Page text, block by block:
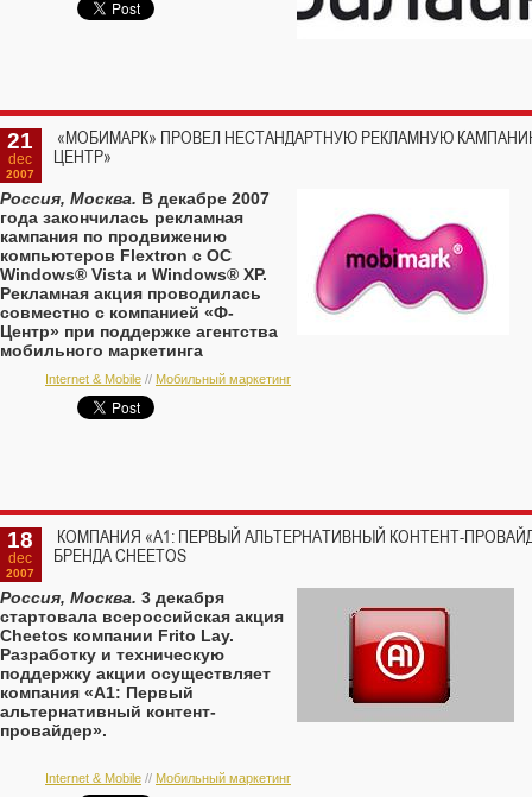
21
dec
2007
«МОБИМАРК» ПРОВЕЛ НЕСТАНДАРТНУЮ РЕКЛАМНУЮ
ЦЕНТР»
Россия, Москва. В декабре 2007
года закончилась рекламная
кампания по продвижению
компьютеров Flextron с ОС
Windows® Vista и Windows® XP.
Рекламная акция проводилась
совместно с компанией «Ф-
Центр» при поддержке агентства
мобильного маркетинга
Internet & Mobile // Мобильный маркетинг
18
dec
2007
КОМПАНИЯ «А1: ПЕРВЫЙ АЛЬТЕРНАТИВНЫЙ КОНТЕНТ-
БРЕНДА CHEETOS
Россия, Москва. 3 декабря
стартовала всероссийская акция
Cheetos компании Frito Lay.
Разработку и техническую
поддержку акции осуществляет
компания «А1: Первый
альтернативный контент-
провайдер».
Internet & Mobile // Мобильный маркетинг